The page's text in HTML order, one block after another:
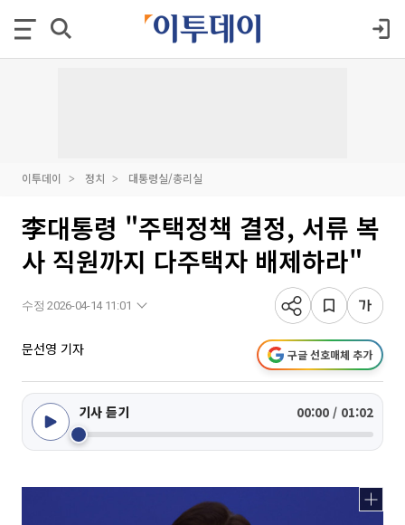
이투데이 정치 대통령실/총리실
李대통령 "주택정책 결정, 서류 복
사 직원까지 다주택자 배제하라"
수정 2026-04-14 11:01
문선영 기자 구글 선호매체 추가
기사 듣기 00:00 / 01:02